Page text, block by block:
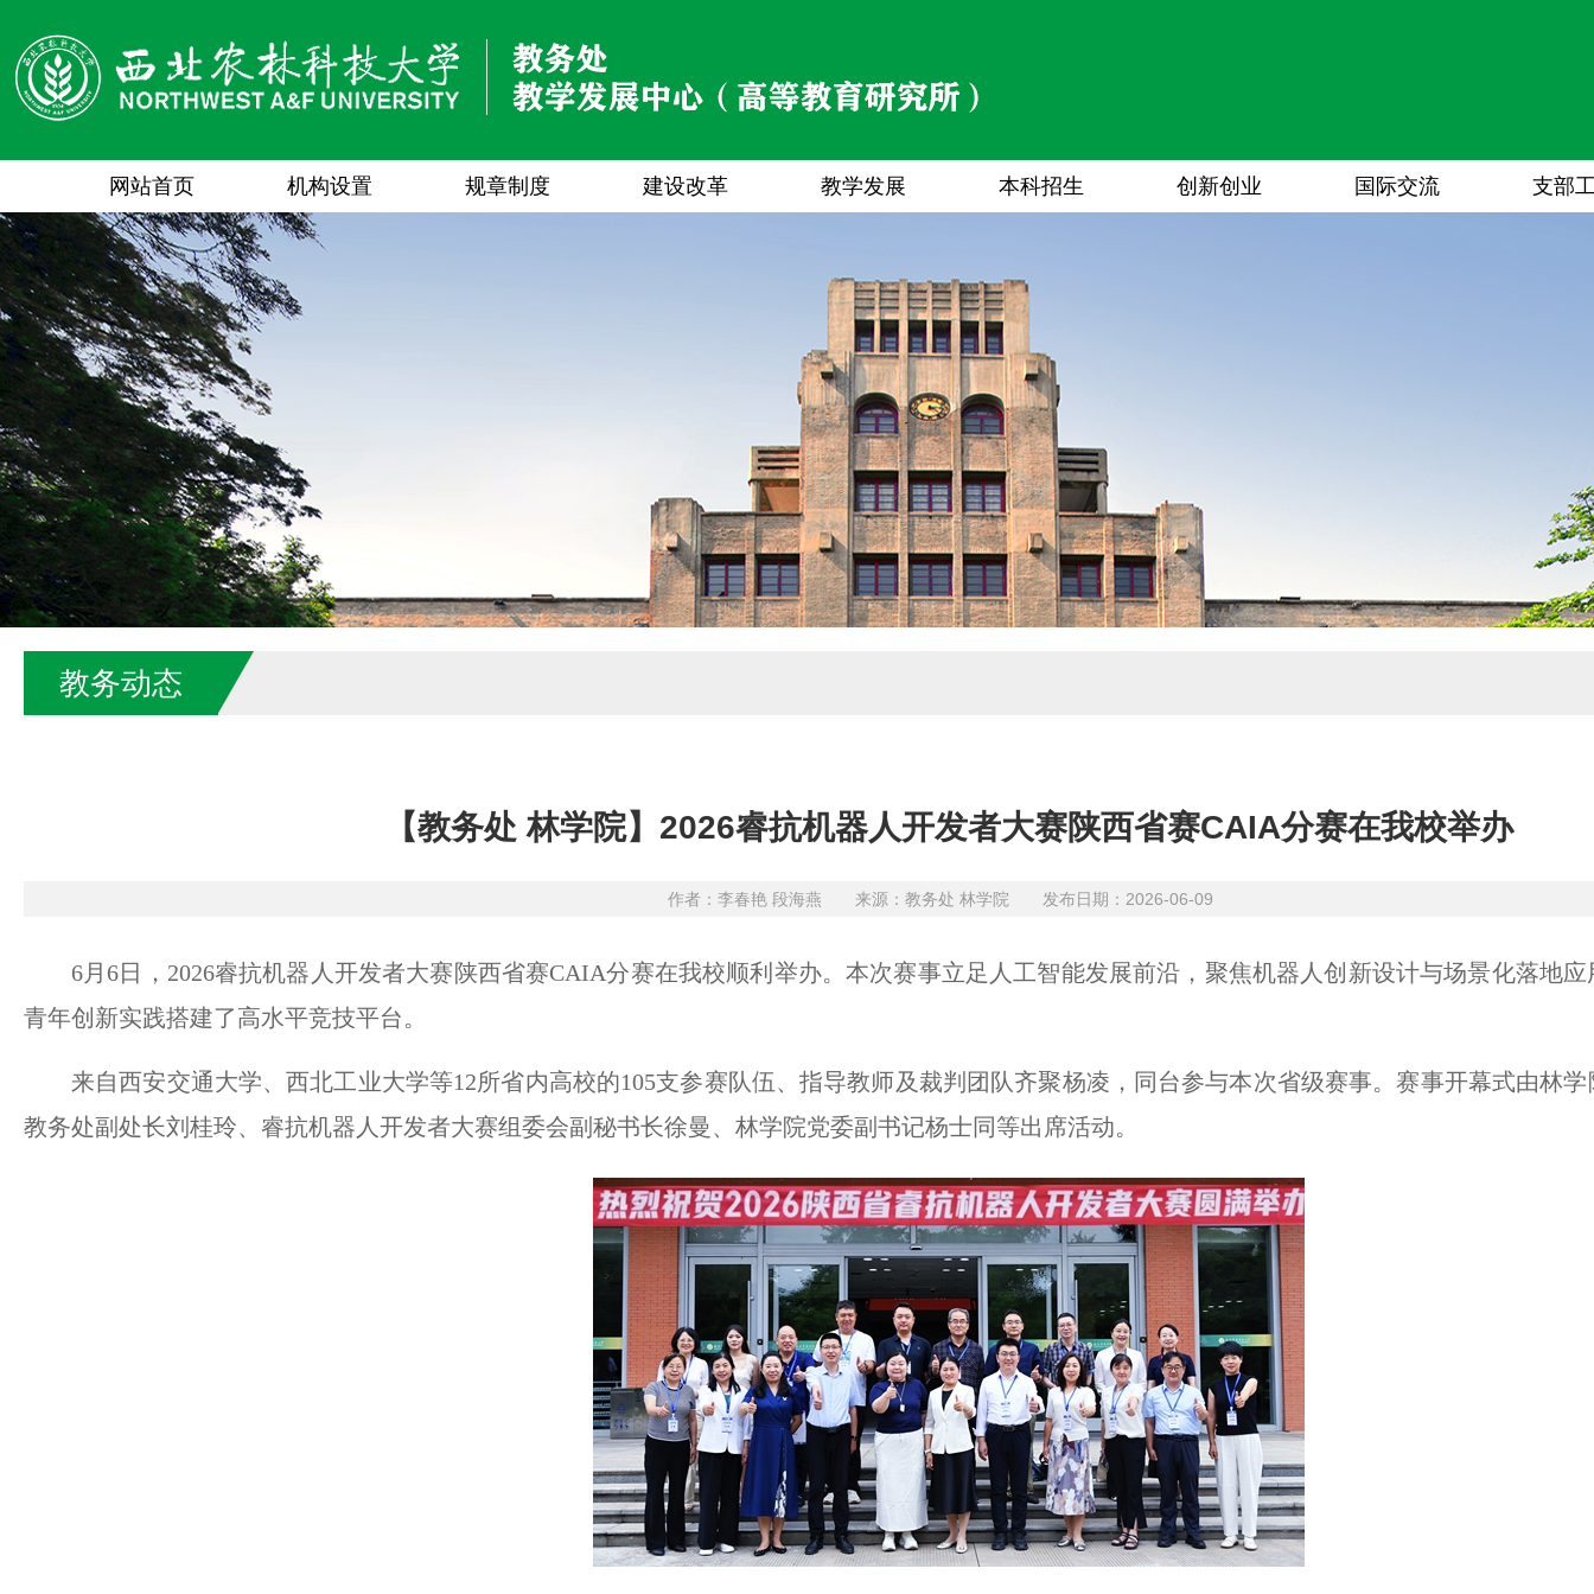
网站首页 机构设置 规章制度 建设改革 教学发展 本科招生 创新创业 国际交流 支部
教务动态
【教务处 林学院】2026睿抗机器人开发者大赛陕西省赛CAIA分赛在我校举办
作者：李春艳 段海燕 来源：教务处 林学院 发布日期：2026-06-09
6月6日，2026睿抗机器人开发者大赛陕西省赛CAIA分赛在我校顺利举办。本次赛事立足人工智能发展前沿，聚焦机器人创新设计与场景化落地
青年创新实践搭建了高水平竞技平台。
来自西安交通大学、西北工业大学等12所省内高校的105支参赛队伍、指导教师及裁判团队齐聚杨凌，同台参与本次省级赛事。赛事开幕式由林
教务处副处长刘桂玲、睿抗机器人开发者大赛组委会副秘书长徐曼、林学院党委副书记杨士同等出席活动。